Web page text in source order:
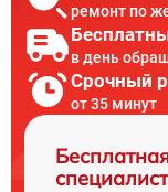
ремонт по
в день
Срочный
от 35 минут